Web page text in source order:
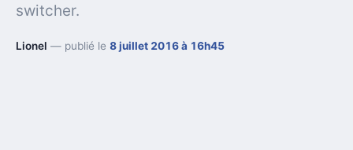
switcher.
Lionel — publié le 8 juillet 2016 à 16h45